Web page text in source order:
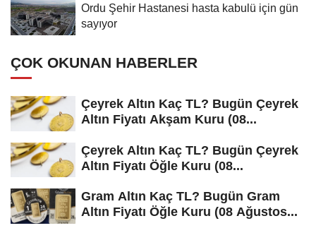
Ordu Şehir Hastanesi hasta kabulü için gün
sayıyor
ÇOK OKUNAN HABERLER
Çeyrek Altın Kaç TL? Bugün Çeyrek
Altın Fiyatı Akşam Kuru (08...
Çeyrek Altın Kaç TL? Bugün Çeyrek
Altın Fiyatı Öğle Kuru (08...
Gram Altın Kaç TL? Bugün Gram
Altın Fiyatı Öğle Kuru (08 Ağustos...